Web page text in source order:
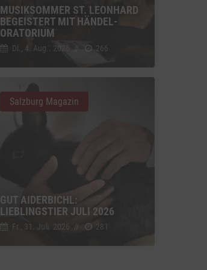
MUSIKSOMMER ST. LEONHARD
BEGEISTERT MIT HÄNDEL-
ORATORIUM
Di., 4. Aug.. 2026 // 266
GUT AIDERBICHL:
LIEBLINGSTIER JULI 2026
Fr., 31. Juli. 2026 // 281
Salzburg Magazin